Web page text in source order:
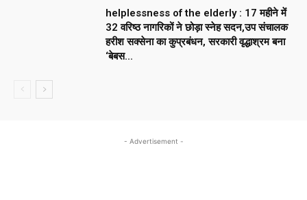
helplessness of the elderly : 17 महीने में
32 वरिष्ठ नागरिकों ने छोड़ा स्नेह सदन,उप संचालक
हरीश सक्सेना का कुप्रबंधन, सरकारी वृद्धाश्रम बना
‘बेबस...
- Advertisement -